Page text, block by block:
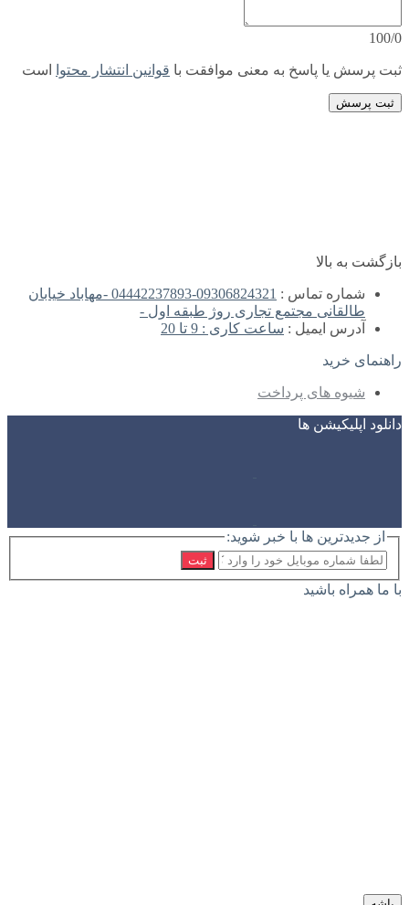
100/0
ثبت پرسش یا پاسخ به معنی موافقت با قوانین انتشار محتوا است
ثبت پرسش
بازگشت به بالا
شماره تماس :
09306824321-04442237893 -مهاباد خیابان
طالقانی مجتمع تجاری روژ طبقه اول -
آدرس ایمیل : ساعت کاری : 9 تا 20
راهنمای خرید
شیوه های پرداخت
دانلود اپلیکیشن ها
از جدیدترین ها با خبر شوید:
ثبت
با ما همراه باشید